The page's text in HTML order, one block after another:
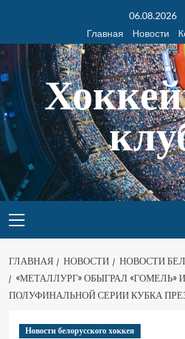
06.08.2026
Главная
Новости
ГЛАВНАЯ НОВОСТИ
НОВОСТИ
«МЕТАЛЛУРГ» ОБЫГРАЛ «ГОМЕЛЬ»
ПОЛУФИНАЛЬНОЙ СЕРИИ КУБКА
Новости белорусского хоккея